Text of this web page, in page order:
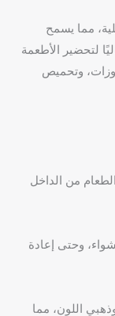
مما يسمح
لتحضير الأطعمة
وتحميص
من الداخل
وحتى إعادة
اللون، مما